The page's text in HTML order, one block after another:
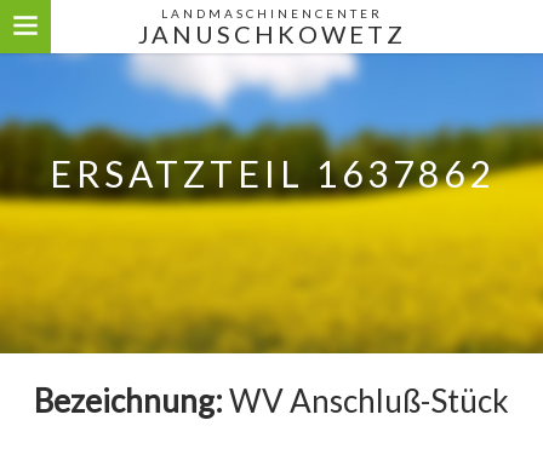
LANDMASCHINENCENTER
JANUSCHKOWETZ
ERSATZTEIL 1637862
Bezeichnung:WV Anschluß-Stück